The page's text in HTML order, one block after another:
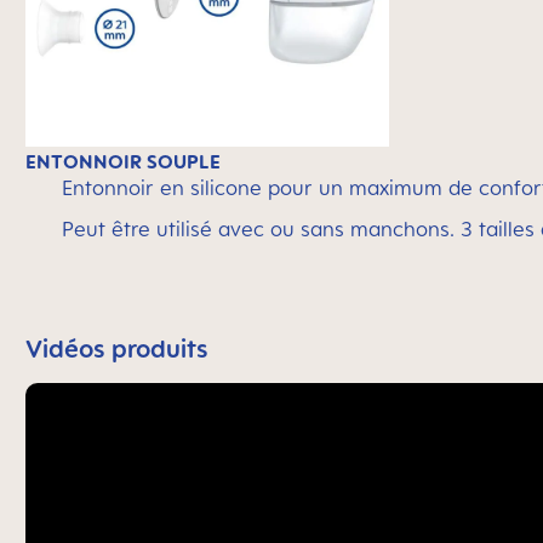
ENTONNOIR SOUPLE
Entonnoir en silicone pour un maximum de
Peut être utilisé avec ou sans manchons. 3
Vidéos produits